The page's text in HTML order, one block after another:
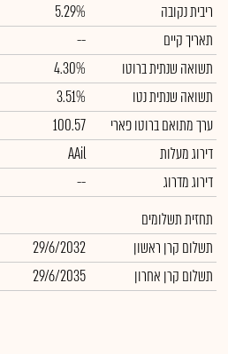
ריבית נקובה
5.29%
תאריך קיים
--
תשואה שנתית ברוטו
4.30%
תשואה שנתית נטו
3.51%
ערך מתואם ברוטו פארי
100.57
דירוג מעלות
AAil
דירוג מדרוג
--
תחזית תשלומים
תשלום קרן ראשון
29/6/2032
תשלום קרן אחרון
29/6/2035